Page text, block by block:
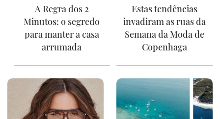
A Regra dos 2
Minutos: o segredo
para manter a casa
arrumada
Estas tendências
invadiram as ruas da
Semana da Moda de
Copenhaga